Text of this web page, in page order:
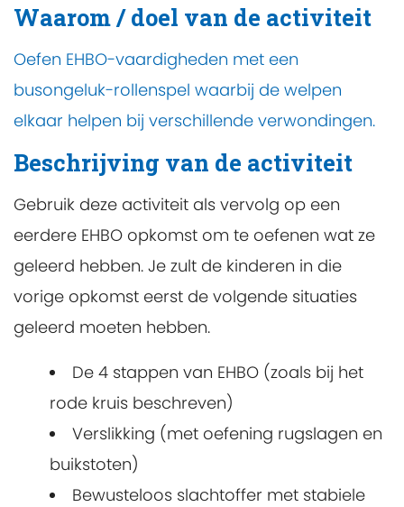
Waarom / doel van de activiteit
Oefen EHBO-vaardigheden met een
busongeluk-rollenspel waarbij de welpen
elkaar helpen bij verschillende verwondingen.
Beschrijving van de activiteit
Gebruik deze activiteit als vervolg op een
eerdere EHBO opkomst om te oefenen wat ze
geleerd hebben. Je zult de kinderen in die
vorige opkomst eerst de volgende situaties
geleerd moeten hebben.
De 4 stappen van EHBO (zoals bij het
rode kruis beschreven)
Verslikking (met oefening rugslagen en
buikstoten)
Bewusteloos slachtoffer met stabiele